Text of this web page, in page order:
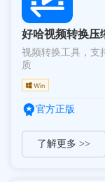
好哈视频转换压
视频转换工具，支
质
官方正版
了解更多 >>